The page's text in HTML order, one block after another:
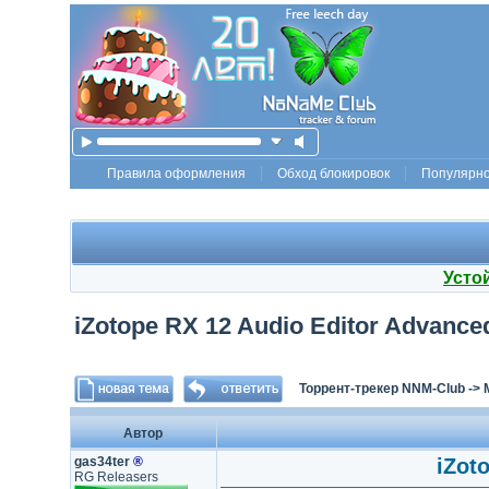
Правила оформления Обход блокировок
iZotope RX 12 Audio Editor
Торрент-трекер NNM-Club->
Автор
gas34ter ®
RG Releasers